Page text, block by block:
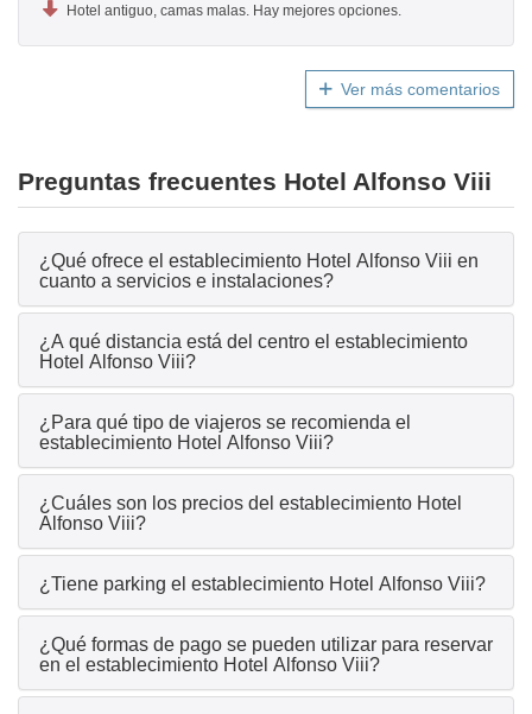
Hotel antiguo, camas malas. Hay mejores opciones.
Ver más comentarios
Preguntas frecuentes Hotel Alfonso Viii
¿Qué ofrece el establecimiento Hotel Alfonso Viii en
cuanto a servicios e instalaciones?
¿A qué distancia está del centro el establecimiento
Hotel Alfonso Viii?
¿Para qué tipo de viajeros se recomienda el
establecimiento Hotel Alfonso Viii?
¿Cuáles son los precios del establecimiento Hotel
Alfonso Viii?
¿Tiene parking el establecimiento Hotel Alfonso Viii?
¿Qué formas de pago se pueden utilizar para reservar
en el establecimiento Hotel Alfonso Viii?